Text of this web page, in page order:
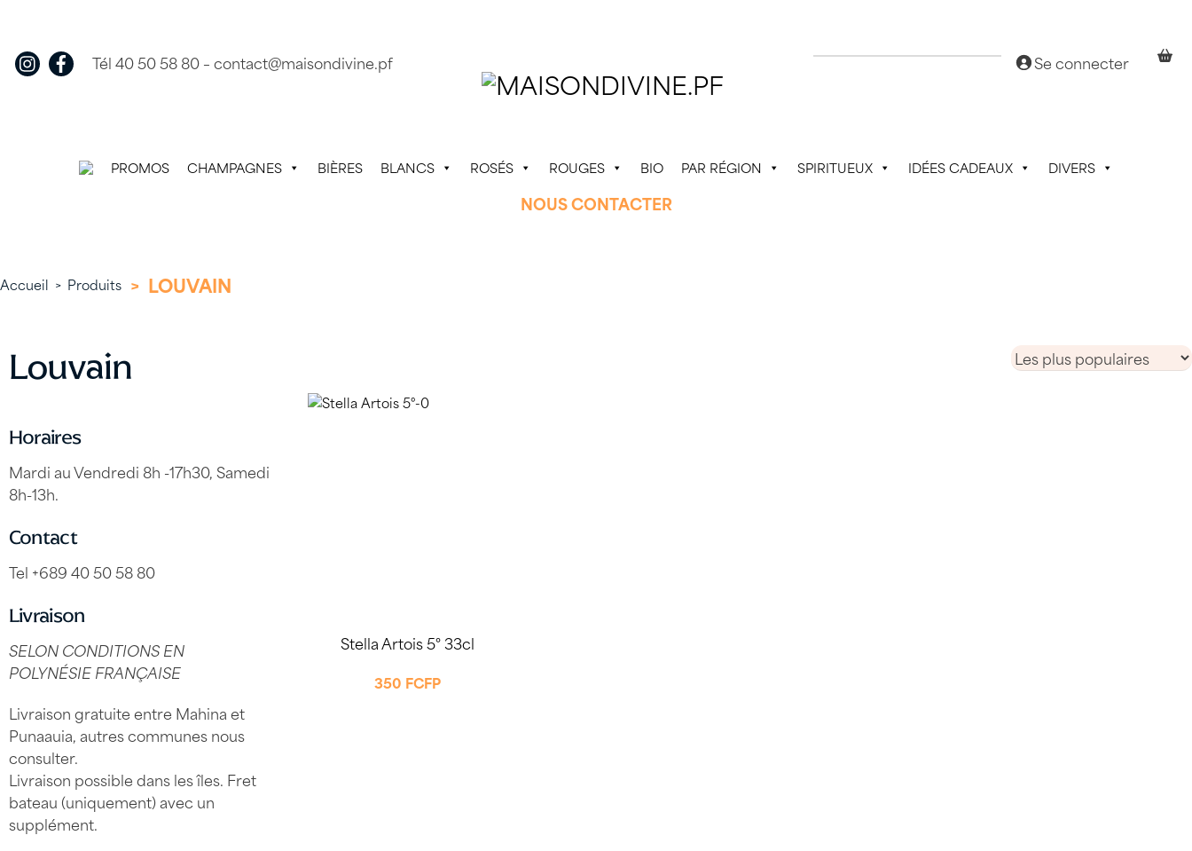
content
Tél 40 50 58 80–contact@maisondivine.pf Se connecter
PROMOS CHAMPAGNES BIÈRES BLANCS ROSÉS ROUGES BIO PAR RÉGION SPIRITUEUX IDÉES CADEAUX DIVERS
NOUS CONTACTER
Accueil > Produits > LOUVAIN
Louvain
Horaires
Mardi au Vendredi 8h -17h30, Samedi
8h-13h.
Contact
Tel +689 40 50 58 80
Livraison
SELON CONDITIONS EN
POLYNÉSIE FRANÇAISE
Livraison gratuite entre Mahina et
Punaauia, autres communes nous
consulter.
Livraison possible dans les îles. Fret
bateau (uniquement) avec un
supplément.
Stella Artois 5° 33cl
350 FCFP